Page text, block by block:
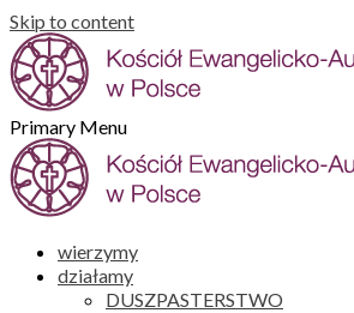
Skip to content
Primary Menu
wierzymy
działamy
DUSZPASTERSTWO